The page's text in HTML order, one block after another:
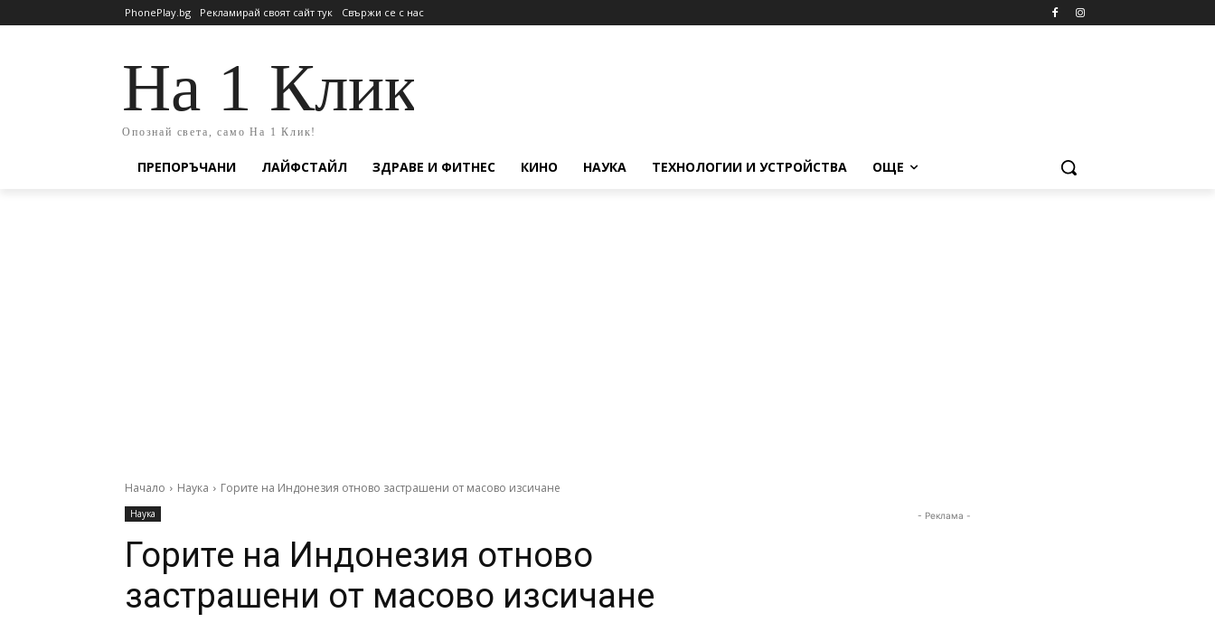
PhonePlay.bg Рекламирай своят сайт тук Свържи се с нас
На 1 Клик
Опознай света, само На 1 Клик!
ПРЕПОРЪЧАНИ ЛАЙФСТАЙЛ ЗДРАВЕ И ФИТНЕС КИНО НАУКА ТЕХНОЛОГИИ И УСТРОЙСТВА ОЩЕ
Начало Наука Горите на Индонезия отново застрашени от масово изсичане
Наука
Горите на Индонезия отново
застрашени от масово изсичане
- Реклама -